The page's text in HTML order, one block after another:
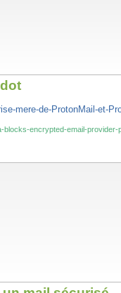
mere-de-ProtonMail-et-
encrypted-email-provider-